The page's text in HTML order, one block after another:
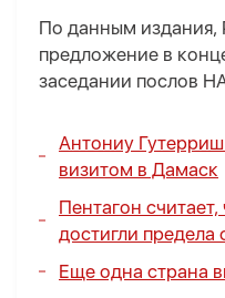
По данным издания,
предложение в
заседании послов
Антониу
визитом в Дамаск
Пентагон
достигли
Еще одна страна